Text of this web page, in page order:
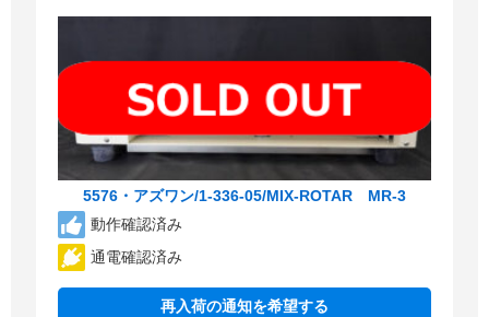
5576・アズワン/1-336-05/MIX-ROTAR MR-3
動作確認済み
通電確認済み
再入荷の通知を希望する